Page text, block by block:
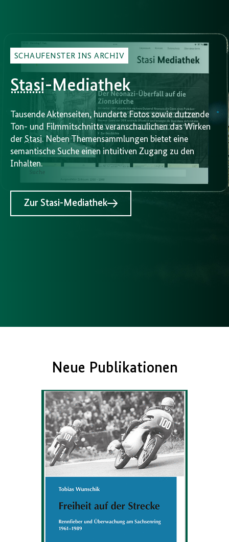
SCHAUFENSTER INS ARCHIV
Stasi-Mediathek
Tausende Aktenseiten, hunderte Fotos sowie dutzende
Ton- und Filmmitschnitte veranschaulichen das Wirken
der Stasi. Neben Themensammlungen bietet eine
semantische Suche einen intuitiven Zugang zu den
Inhalten.
Zur Stasi-Mediathek
Neue Publikationen